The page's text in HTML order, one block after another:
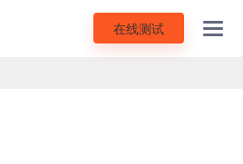
在线测试